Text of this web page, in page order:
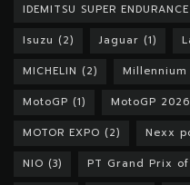
IDEMITSU SUPER
Isuzu (2) Jaguar (1)
MICHELIN (2) Millennium
MotoGP (1) MotoGP 2026
MOTOR EXPO (2) Nexx
NIO (3) PT Grand Prix